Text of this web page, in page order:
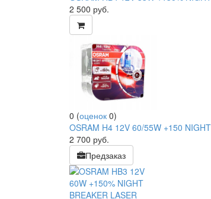
2 500 руб.
0 (оценок 0)
OSRAM H4 12V 60/55W +150
2 700 руб.
Предзаказ